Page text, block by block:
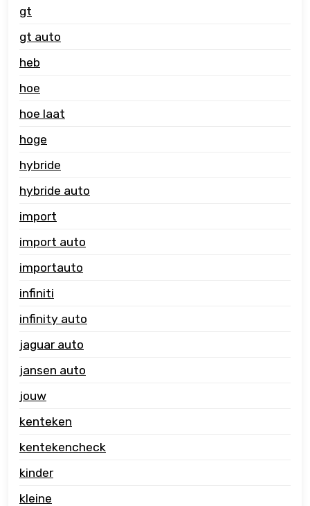
gt
gt auto
heb
hoe
hoe laat
hoge
hybride
hybride auto
import
import auto
importauto
infiniti
infinity auto
jaguar auto
jansen auto
jouw
kenteken
kentekencheck
kinder
kleine